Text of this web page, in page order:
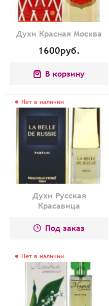
Духи Красная Москва
1600руб.
В корзину
Нет в наличии
Духи Русская
Красавица
Под заказ
Нет в наличии